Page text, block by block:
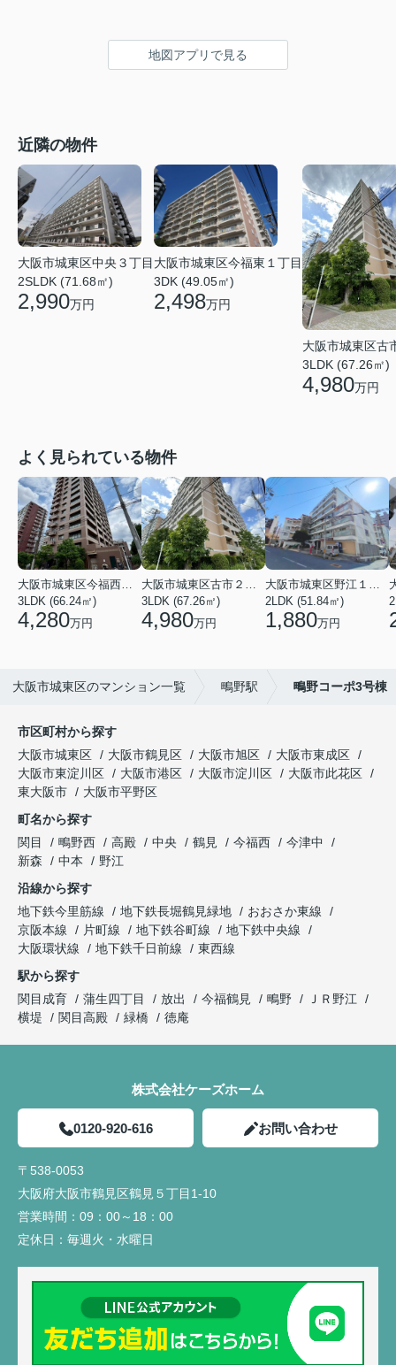
地図アプリで見る
近隣の物件
大阪市城東区中央３丁目
2SLDK (71.68㎡)
2,990万円
大阪市城東区今福東１丁目
3DK (49.05㎡)
2,498万円
大阪市城東区古
3LDK (67.26㎡)
4,980万円
よく見られている物件
大阪市城東区今福西６丁目
3LDK (66.24㎡)
4,280万円
大阪市城東区古市２丁目
3LDK (67.26㎡)
4,980万円
大阪市城東区野江１丁目
2LDK (51.84㎡)
1,880万円
大阪市城東区のマンション一覧 鴫野駅 鴫野コーポ3号棟
市区町村から探す
大阪市城東区
大阪市鶴見区 大阪市旭区
大阪市東成区
大阪市東淀川区
大阪市港区 大阪市淀川区
大阪市此花区
東大阪市
大阪市平野区
町名から探す
関目
鴫野西 高殿 中央 鶴見 今福西
今津中
新森
中本
野江
沿線から探す
地下鉄今里筋線
地下鉄長堀鶴見緑地
おおさか東線
京阪本線
片町線 地下鉄谷町線
地下鉄中央線
大阪環状線
地下鉄千日前線
東西線
駅から探す
関目成育
蒲生四丁目 放出 今福鶴見 鴫野
ＪＲ野江
横堤
関目高殿 緑橋 徳庵
株式会社ケーズホーム
0120-920-616 お問い合わせ
〒538-0053
大阪府大阪市鶴見区鶴見５丁目1-10
営業時間： 09：00～18：00
定休日： 毎週火・水曜日